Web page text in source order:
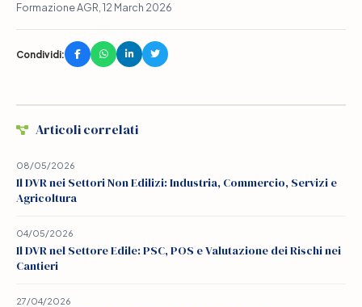
Formazione AGR, 12 March 2026
Condividi:
Articoli correlati
08/05/2026
Il DVR nei Settori Non Edilizi: Industria, Commercio, Servizi e
Agricoltura
04/05/2026
Il DVR nel Settore Edile: PSC, POS e Valutazione dei Rischi nei
Cantieri
27/04/2026